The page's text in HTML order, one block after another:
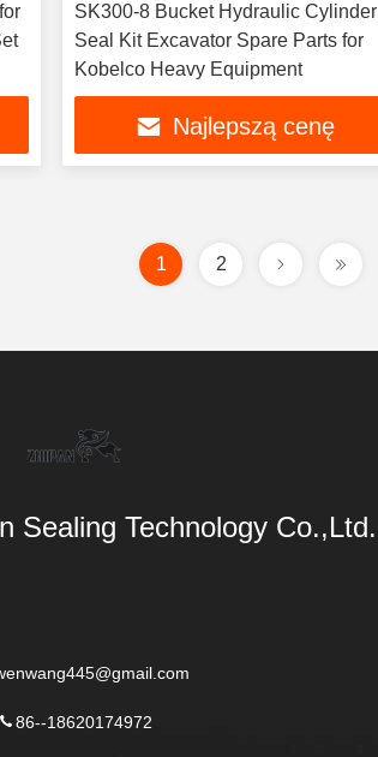
SK300-8 Bucket Hydraulic Cylinder
Seal Kit Excavator Spare Parts for
Kobelco Heavy Equipment
Najlepszą cenę
1 2
Sealing Technology Co.,Ltd.
86--18620174972